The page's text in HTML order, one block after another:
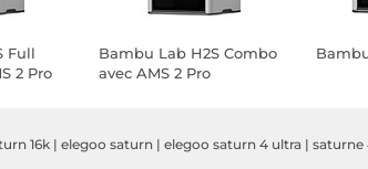
Full
2 Pro
Bambu Lab H2S Combo
avec AMS 2 Pro
16k | elegoo saturn | elegoo saturn 4 ultra | saturne